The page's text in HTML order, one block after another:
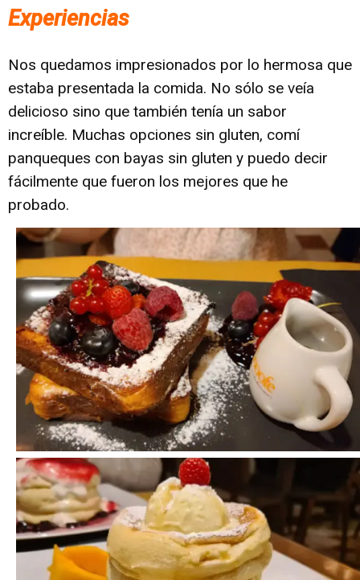
Experiencias
Nos quedamos impresionados por lo hermosa que
estaba presentada la comida. No sólo se veía
delicioso sino que también tenía un sabor
increíble. Muchas opciones sin gluten, comí
panqueques con bayas sin gluten y puedo decir
fácilmente que fueron los mejores que he
probado.